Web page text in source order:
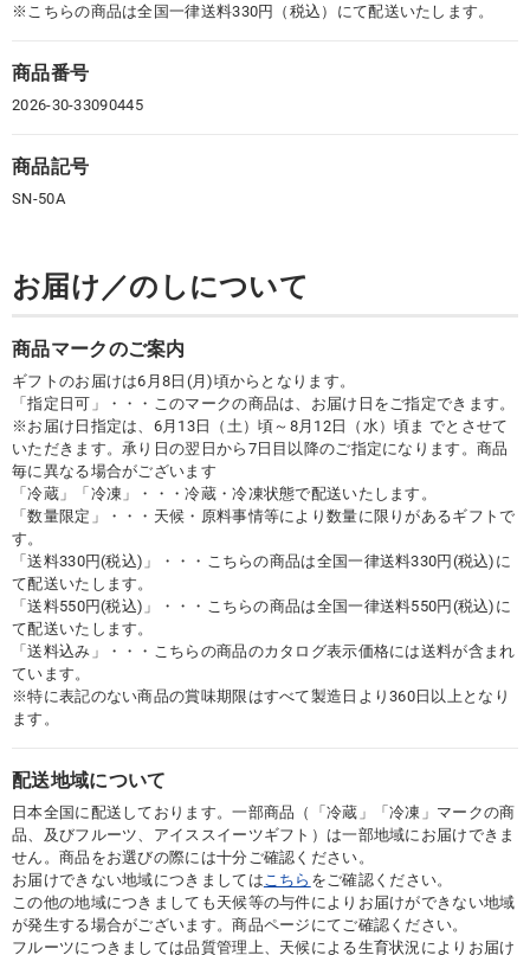
※こちらの商品は全国一律送料330円（税込）にて配送いたします。
商品番号
2026-30-33090445
商品記号
SN-50A
お届け／のしについて
商品マークのご案内
ギフトのお届けは6月8日(月)頃からとなります。
「指定日可」・・・このマークの商品は、お届け日をご指定できます。
※お届け日指定は、6月13日（土）頃～8月12日（水）頃ま でとさせて
いただきます。承り日の翌日から7日目以降のご指定になります。商品
毎に異なる場合がございます
「冷蔵」「冷凍」・・・冷蔵・冷凍状態で配送いたします。
「数量限定」・・・天候・原料事情等により数量に限りがあるギフトで
す。
「送料330円(税込)」・・・こちらの商品は全国一律送料330円(税込)に
て配送いたします。
「送料550円(税込)」・・・こちらの商品は全国一律送料550円(税込)に
て配送いたします。
「送料込み」・・・こちらの商品のカタログ表示価格には送料が含まれ
ています。
※特に表記のない商品の賞味期限はすべて製造日より360日以上となり
ます。
配送地域について
日本全国に配送しております。一部商品（「冷蔵」「冷凍」マークの商
品、及びフルーツ、アイススイーツギフト）は一部地域にお届けできま
せん。商品をお選びの際には十分ご確認ください。
お届けできない地域につきましては こちら をご確認ください。
この他の地域につきましても天候等の与件によりお届けができない地域
が発生する場合がございます。商品ページにてご確認ください。
フルーツにつきましては品質管理上、天候による生育状況によりお届け